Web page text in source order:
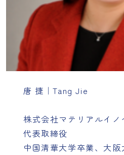
唐 捷｜Tang Jie
株式会社マテリアルイ
代表取締役
中国清華大学卒業、大